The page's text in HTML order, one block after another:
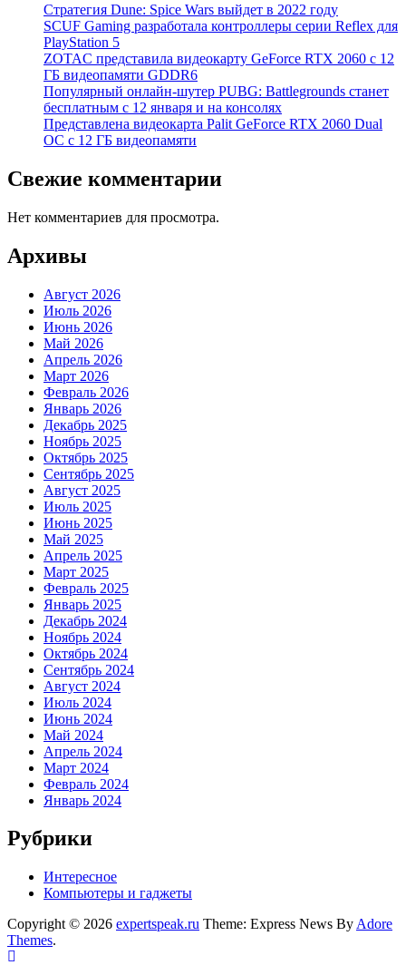
Стратегия Dune: Spice Wars выйдет в 2022 году
SCUF Gaming разработала контроллеры серии Reflex для
PlayStation 5
ZOTAC представила видеокарту GeForce RTX 2060 с 12
ГБ видеопамяти GDDR6
Популярный онлайн-шутер PUBG: Battlegrounds станет
бесплатным с 12 января и на консолях
Представлена видеокарта Palit GeForce RTX 2060 Dual
OC с 12 ГБ видеопамяти
Свежие комментарии
Нет комментариев для просмотра.
Архивы
Август 2026
Июль 2026
Июнь 2026
Май 2026
Апрель 2026
Март 2026
Февраль 2026
Январь 2026
Декабрь 2025
Ноябрь 2025
Октябрь 2025
Сентябрь 2025
Август 2025
Июль 2025
Июнь 2025
Май 2025
Апрель 2025
Март 2025
Февраль 2025
Январь 2025
Декабрь 2024
Ноябрь 2024
Октябрь 2024
Сентябрь 2024
Август 2024
Июль 2024
Июнь 2024
Май 2024
Апрель 2024
Март 2024
Февраль 2024
Январь 2024
Рубрики
Интересное
Компьютеры и гаджеты
Copyright © 2026 expertspeak.ru Theme: Express News By Adore
Themes.